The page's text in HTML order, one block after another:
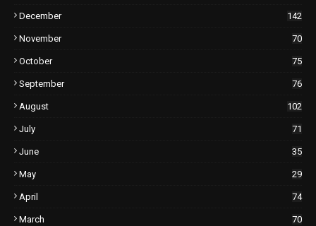
December 142
November 70
October 75
September 76
August 102
July 71
June 35
May 29
April 74
March 70